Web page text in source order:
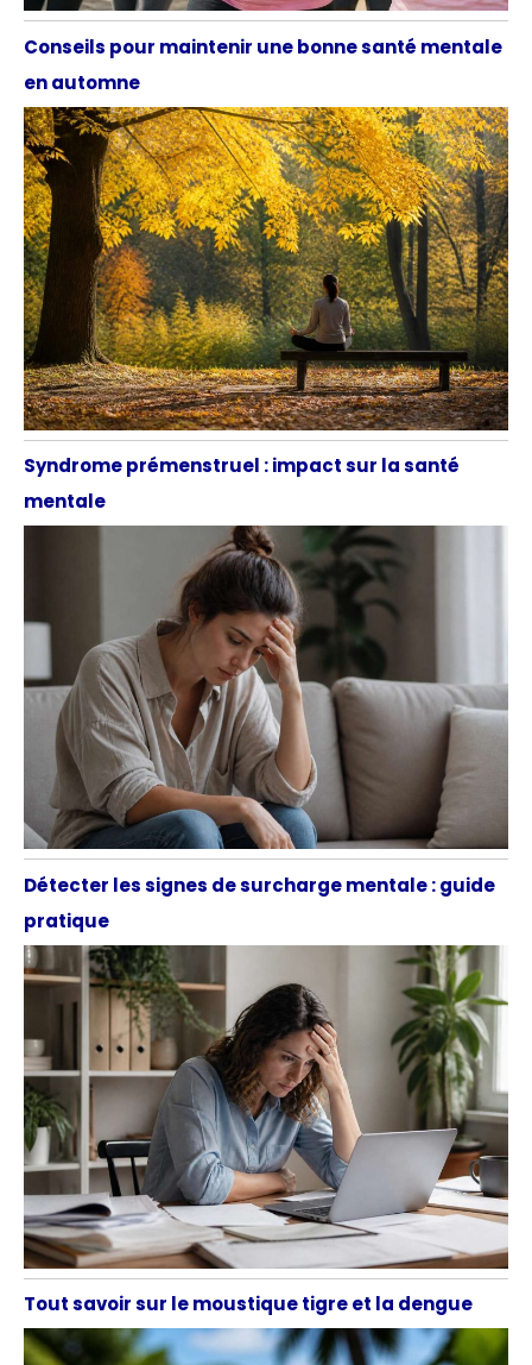
Conseils pour maintenir une bonne santé mentale
en automne
Syndrome prémenstruel : impact sur la santé
mentale
Détecter les signes de surcharge mentale : guide
pratique
Tout savoir sur le moustique tigre et la dengue